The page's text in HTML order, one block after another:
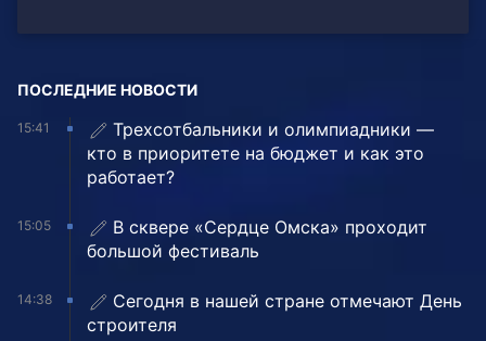
ПОСЛЕДНИЕ НОВОСТИ
15:41
Трехсотбальники и олимпиадники —
кто в приоритете на бюджет и как это
работает?
15:05
В сквере «Сердце Омска» проходит
большой фестиваль
14:38
Сегодня в нашей стране отмечают День
строителя